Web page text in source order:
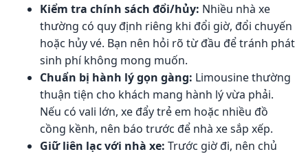
Kiểm tra chính sách đổi/hủy: Nhiều nhà xe
thường có quy định riêng khi đổi giờ, đổi chuyến
hoặc hủy vé. Bạn nên hỏi rõ từ đầu để tránh phát
sinh phí không mong muốn.
Chuẩn bị hành lý gọn gàng: Limousine thường
thuận tiện cho khách mang hành lý vừa phải.
Nếu có vali lớn, xe đẩy trẻ em hoặc nhiều đồ
cồng kềnh, nên báo trước để nhà xe sắp xếp.
Giữ liên lạc với nhà xe: Trước giờ đi, nên chủ